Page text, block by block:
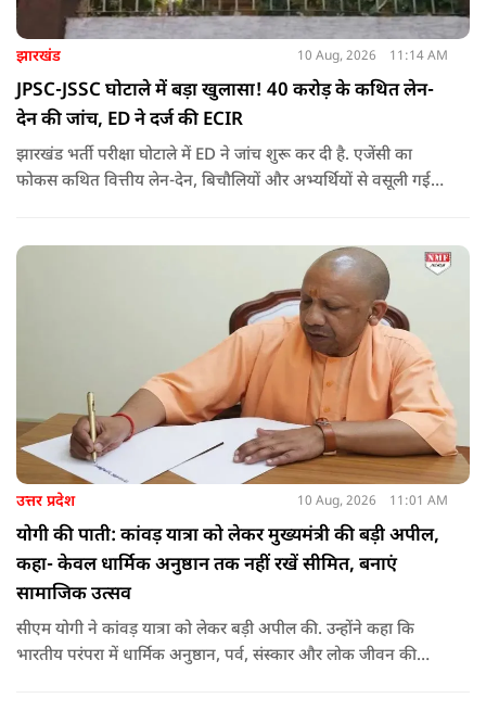
झारखंड 10 Aug, 2026 11:14 AM
JPSC-JSSC घोटाले में बड़ा खुलासा! 40 करोड़ के कथित लेन-
देन की जांच, ED ने दर्ज की ECIR
झारखंड भर्ती परीक्षा घोटाले में ED ने जांच शुरू कर दी है. एजेंसी का
फोकस कथित वित्तीय लेन-देन, बिचौलियों और अभ्यर्थियों से वसूली गई
उत्तर प्रदेश 10 Aug, 2026 11:01 AM
योगी की पाती: कांवड़ यात्रा को लेकर मुख्यमंत्री की बड़ी अपील,
कहा- केवल धार्मिक अनुष्ठान तक नहीं रखें सीमित, बनाएं
सामाजिक उत्सव
सीएम योगी ने कांवड़ यात्रा को लेकर बड़ी अपील की. उन्होंने कहा कि
भारतीय परंपरा में धार्मिक अनुष्ठान, पर्व, संस्कार और लोक जीवन की